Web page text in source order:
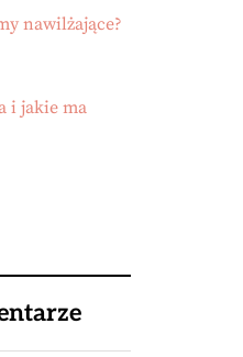
nawilżające?
i jakie ma